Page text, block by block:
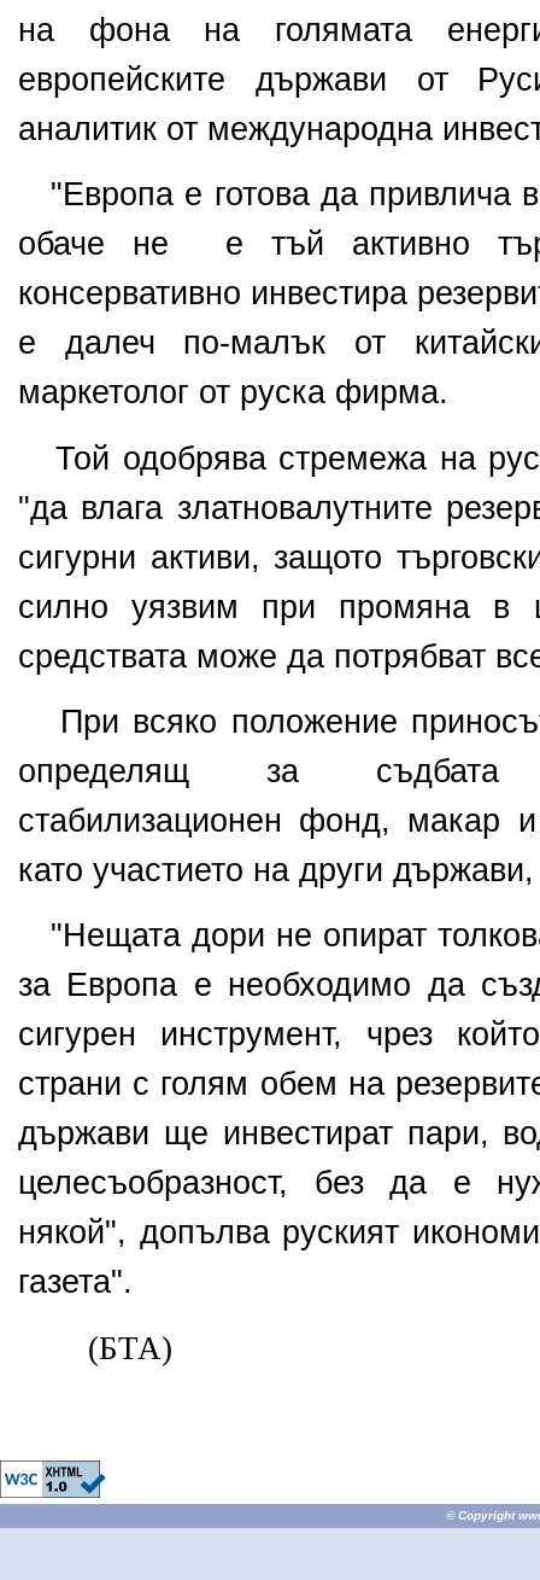
на фона на голямата
европейските държави от
аналитик от международна
"Европа е готова да привлича
обаче не е тъй активно
консервативно инвестира
е далеч по-малък от
маркетолог от руска фирма.
Той одобрява стремежа на
"да влага златновалутните
сигурни активи, защото
силно уязвим при промяна в
средствата може да потрябват
При всяко положение
определящ за съдбата
стабилизационен фонд,
като участието на други
"Нещата дори не опират
за Европа е необходимо да
сигурен инструмент, чрез
страни с голям обем на
държави ще инвестират пари,
целесъобразност, без да е
някой", допълва руският
газета".
(БТА)
© Copyright